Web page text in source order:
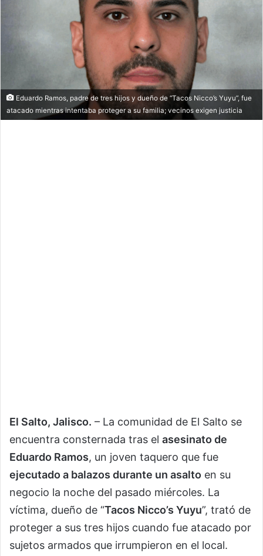
Eduardo Ramos, padre de tres hijos y dueño de “Tacos Nicco’s Yuyu”, fue
atacado mientras intentaba proteger a su familia; vecinos exigen justicia
El Salto, Jalisco. – La comunidad de El Salto se
encuentra consternada tras el asesinato de
Eduardo Ramos, un joven taquero que fue
ejecutado a balazos durante un asalto en su
negocio la noche del pasado miércoles. La
víctima, dueño de “Tacos Nicco’s Yuyu”, trató de
proteger a sus tres hijos cuando fue atacado por
sujetos armados que irrumpieron en el local.